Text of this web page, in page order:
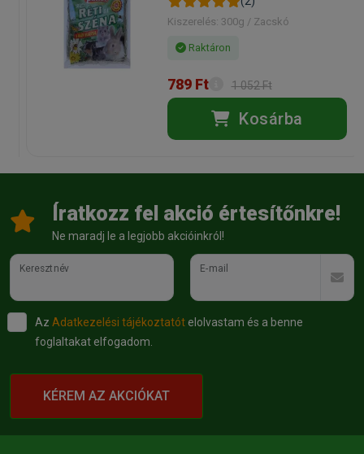
Kiszerelés: 300g / Zacskó
Raktáron
789 Ft 1 052 Ft
Kosárba
Íratkozz fel akció értesítőnkre!
Ne maradj le a legjobb akcióinkról!
Keresztnév E-mail
Az Adatkezelési tájékoztatót elolvastam és a benne
foglaltakat elfogadom.
KÉREM AZ AKCIÓKAT